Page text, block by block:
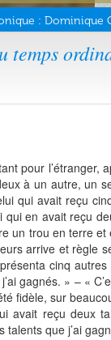
: Dominique
temps
pour l’étranger,
à un autre, un
qui avait reçu
en avait reçu
un trou en terre
arrive et règle
cinq
gagnés. » – «
fidèle, sur
avait reçu deux
que j’ai